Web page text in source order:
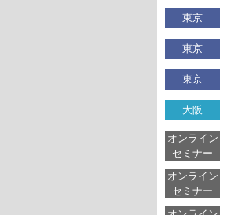
東京
東京
東京
大阪
オンライン
セミナー
オンライン
セミナー